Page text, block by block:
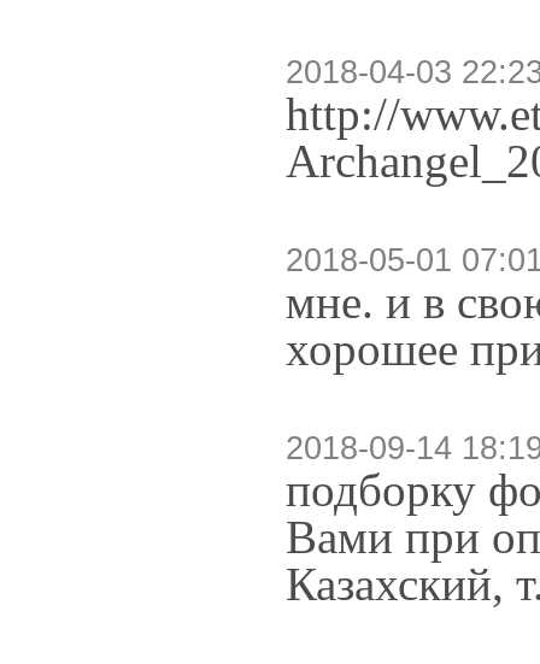
2018-04-03
http://
2018-05-01
мне. и в
хорошее
2018-09-14
подборку
Вами при
Казахский,